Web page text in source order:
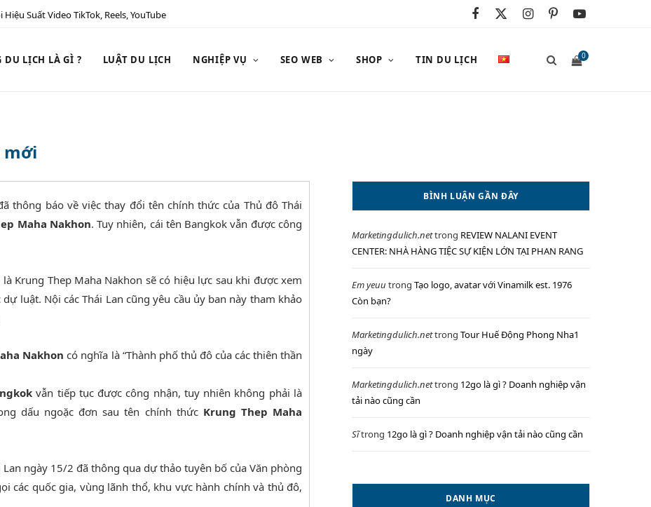
Suất Video TikTok, Reels, YouTube
o
k
t
e
r
I
r
a
m
P
e
s
Y
e
DU LỊCH LÀ GÌ ? LUẬT DU LỊCH NGHIỆP VỤ SEO WEB SHOP TIN DU LỊCH 0
H
O
I
mới
thông báo về việc thay đổi tên chính thức của Thủ đô Thái
Maha Nakhon. Tuy nhiên, cái tên Bangkok vẫn được công
Krung Thep Maha Nakhon sẽ có hiệu lực sau khi được xem
luật. Nội các Thái Lan cũng yêu cầu ủy ban này tham khảo
Nakhon có nghĩa là “Thành phố thủ đô của các thiên thần
vẫn tiếp tục được công nhận, tuy nhiên không phải là
dấu ngoặc đơn sau tên chính thức Krung Thep Maha
ngày 15/2 đã thông qua dự thảo tuyên bố của Văn phòng
các quốc gia, vùng lãnh thổ, khu vực hành chính và thủ đô,
BÌNH LUẬN GẦN ĐÂY
Marketingdulich.nettrong REVIEW NALANI EVENT
CENTER: NHÀ HÀNG TIỆC SỰ KIỆN LỚN TẠI PHAN RANG
Em yeuu trong Tạo logo, avatar với Vinamilk est. 1976
Còn bạn?
Marketingdulich.nettrong Tour Huế Động Phong Nha1
ngày
Marketingdulich.nettrong 12go là gì ? Doanh nghiệp vận
tải nào cũng cần
Sĩtrong 12go là gì ? Doanh nghiệp vận tải nào cũng cần
DANH MỤC